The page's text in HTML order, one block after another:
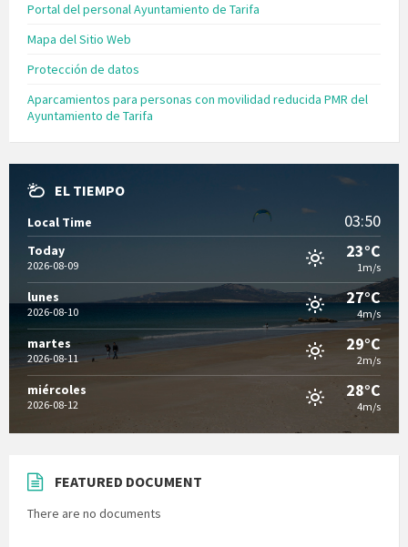
Portal del personal Ayuntamiento de Tarifa
Mapa del Sitio Web
Protección de datos
Aparcamientos para personas con movilidad reducida PMR del
Ayuntamiento de Tarifa
EL TIEMPO
Local Time 03:50
Today
2026-08-09
23°C
1m/s
lunes
2026-08-10
27°C
4m/s
martes
2026-08-11
29°C
2m/s
miércoles
2026-08-12
28°C
4m/s
FEATURED DOCUMENT
There are no documents